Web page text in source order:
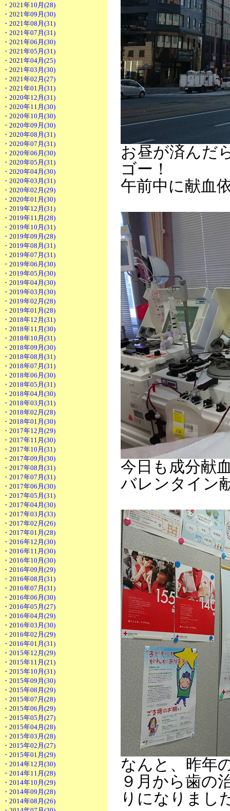
・2021年10月(28)
・2021年09月(30)
・2021年08月(31)
・2021年07月(31)
・2021年06月(30)
・2021年05月(31)
・2021年04月(25)
・2021年03月(30)
・2021年02月(27)
・2021年01月(31)
・2020年12月(31)
・2020年11月(30)
・2020年10月(30)
・2020年09月(30)
・2020年08月(31)
・2020年07月(31)
・2020年06月(30)
・2020年05月(31)
・2020年04月(30)
・2020年03月(31)
・2020年02月(29)
・2020年01月(30)
・2019年12月(31)
・2019年11月(28)
・2019年10月(31)
・2019年09月(28)
・2019年08月(31)
・2019年07月(31)
・2019年06月(30)
・2019年05月(30)
・2019年04月(30)
・2019年03月(30)
・2019年02月(28)
・2019年01月(28)
・2018年12月(31)
・2018年11月(30)
・2018年10月(31)
・2018年09月(30)
・2018年08月(31)
・2018年07月(31)
・2018年06月(30)
・2018年05月(31)
・2018年04月(30)
・2018年03月(31)
・2018年02月(28)
・2018年01月(30)
・2017年12月(29)
・2017年11月(30)
・2017年10月(31)
・2017年09月(30)
・2017年08月(31)
・2017年07月(31)
・2017年06月(30)
・2017年05月(31)
・2017年04月(30)
・2017年03月(33)
・2017年02月(26)
・2017年01月(28)
・2016年12月(30)
・2016年11月(30)
・2016年10月(30)
・2016年09月(29)
・2016年08月(31)
・2016年07月(31)
・2016年06月(30)
・2016年05月(27)
・2016年04月(29)
・2016年03月(30)
・2016年02月(29)
・2016年01月(31)
・2015年12月(29)
・2015年11月(21)
・2015年10月(31)
・2015年09月(30)
・2015年08月(29)
・2015年07月(28)
・2015年06月(29)
・2015年05月(27)
・2015年04月(28)
・2015年03月(28)
・2015年02月(27)
・2015年01月(29)
・2014年12月(30)
・2014年11月(28)
・2014年10月(29)
・2014年09月(28)
・2014年08月(26)
お昼が済んだ
ゴー！
午前中に献血
今日も成分献
バレンタイン
なんと、昨年
９月から歯の
りになりまし